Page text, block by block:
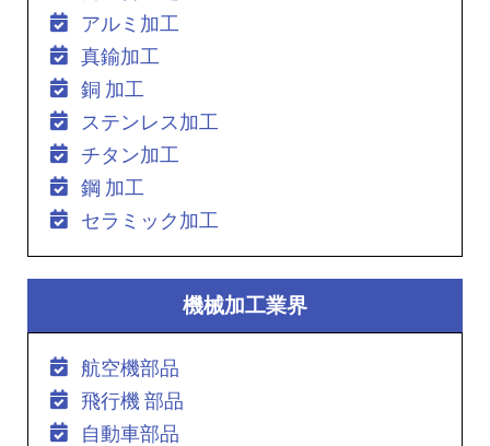
アルミ加工
真鍮加工
銅 加工
ステンレス加工
チタン加工
鋼 加工
セラミック加工
機械加工業界
航空機部品
飛行機 部品
自動車部品